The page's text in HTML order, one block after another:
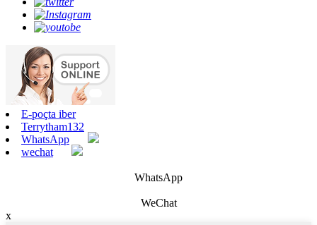
E-poçta iber
Terrytham132
WhatsApp
wechat
WhatsApp
WeChat
x